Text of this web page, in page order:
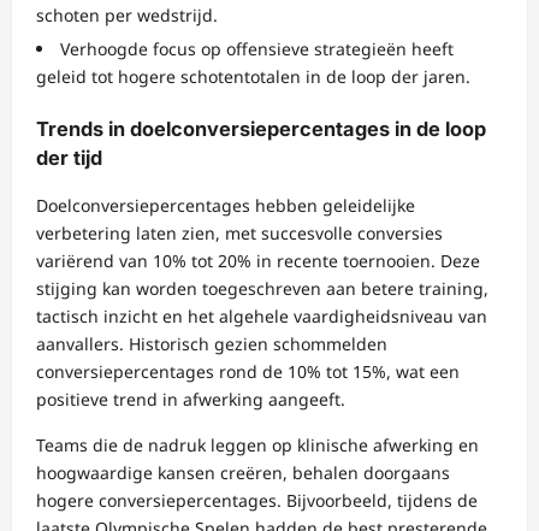
schoten per wedstrijd.
Verhoogde focus op offensieve strategieën heeft
geleid tot hogere schotentotalen in de loop der jaren.
Trends in doelconversiepercentages in de loop
der tijd
Doelconversiepercentages hebben geleidelijke
verbetering laten zien, met succesvolle conversies
variërend van 10% tot 20% in recente toernooien. Deze
stijging kan worden toegeschreven aan betere training,
tactisch inzicht en het algehele vaardigheidsniveau van
aanvallers. Historisch gezien schommelden
conversiepercentages rond de 10% tot 15%, wat een
positieve trend in afwerking aangeeft.
Teams die de nadruk leggen op klinische afwerking en
hoogwaardige kansen creëren, behalen doorgaans
hogere conversiepercentages. Bijvoorbeeld, tijdens de